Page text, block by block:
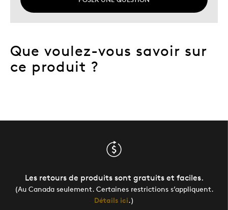
Que voulez-vous savoir sur
ce produit ?
Les retours de produits sont gratuits et faciles.
(Au Canada seulement. Certaines restrictions s’appliquent.
Détails ici.)